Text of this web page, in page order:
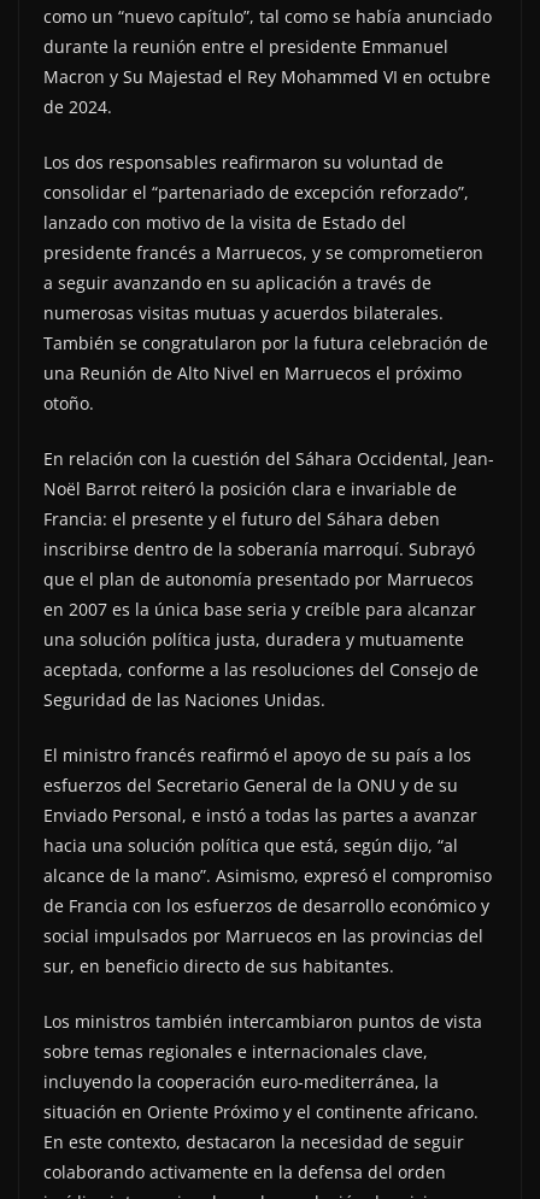
como un “nuevo capítulo”, tal como se había anunciado
durante la reunión entre el presidente Emmanuel
Macron y Su Majestad el Rey Mohammed VI en octubre
de 2024.
Los dos responsables reafirmaron su voluntad de
consolidar el “partenariado de excepción reforzado”,
lanzado con motivo de la visita de Estado del
presidente francés a Marruecos, y se comprometieron
a seguir avanzando en su aplicación a través de
numerosas visitas mutuas y acuerdos bilaterales.
También se congratularon por la futura celebración de
una Reunión de Alto Nivel en Marruecos el próximo
otoño.
En relación con la cuestión del Sáhara Occidental, Jean-
Noël Barrot reiteró la posición clara e invariable de
Francia: el presente y el futuro del Sáhara deben
inscribirse dentro de la soberanía marroquí. Subrayó
que el plan de autonomía presentado por Marruecos
en 2007 es la única base seria y creíble para alcanzar
una solución política justa, duradera y mutuamente
aceptada, conforme a las resoluciones del Consejo de
Seguridad de las Naciones Unidas.
El ministro francés reafirmó el apoyo de su país a los
esfuerzos del Secretario General de la ONU y de su
Enviado Personal, e instó a todas las partes a avanzar
hacia una solución política que está, según dijo, “al
alcance de la mano”. Asimismo, expresó el compromiso
de Francia con los esfuerzos de desarrollo económico y
social impulsados por Marruecos en las provincias del
sur, en beneficio directo de sus habitantes.
Los ministros también intercambiaron puntos de vista
sobre temas regionales e internacionales clave,
incluyendo la cooperación euro-mediterránea, la
situación en Oriente Próximo y el continente africano.
En este contexto, destacaron la necesidad de seguir
colaborando activamente en la defensa del orden